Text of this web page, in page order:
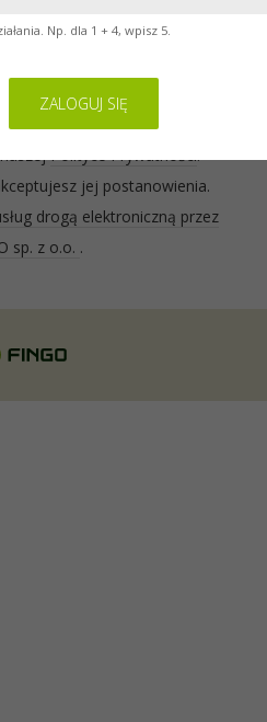
oraz informacje o
zgody na używanie
jej postanowienia.
drogą elektroniczną przez
sp. z o.o. .
Np. dla 1 + 4, wpisz 5.